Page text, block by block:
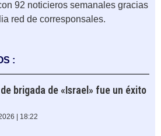
92 noticieros semanales gracias
red de corresponsales.
:
brigada de «Israel» fue un éxito
| 18:22